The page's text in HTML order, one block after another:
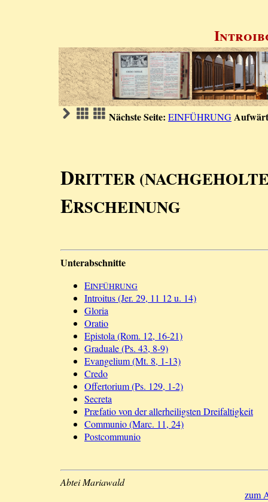
Nächste Seite: EINFÜHRUNG
DRITTER
ERSCHEINUNG
Unterabschnitte
EINFÜHRUNG
Introitus (Jer. 29, 11 12 u. 14)
Gloria
Oratio
Epistola (Rom. 12, 16-21)
Graduale (Ps. 43, 8-9)
Evangelium (Mt. 8, 1-13)
Credo
Offertorium (Ps. 129, 1-2)
Secreta
Præfatio von der allerheiligsten Dreifaltigkeit
Communio (Marc. 11, 24)
Postcommunio
Abtei Mariawald
zum